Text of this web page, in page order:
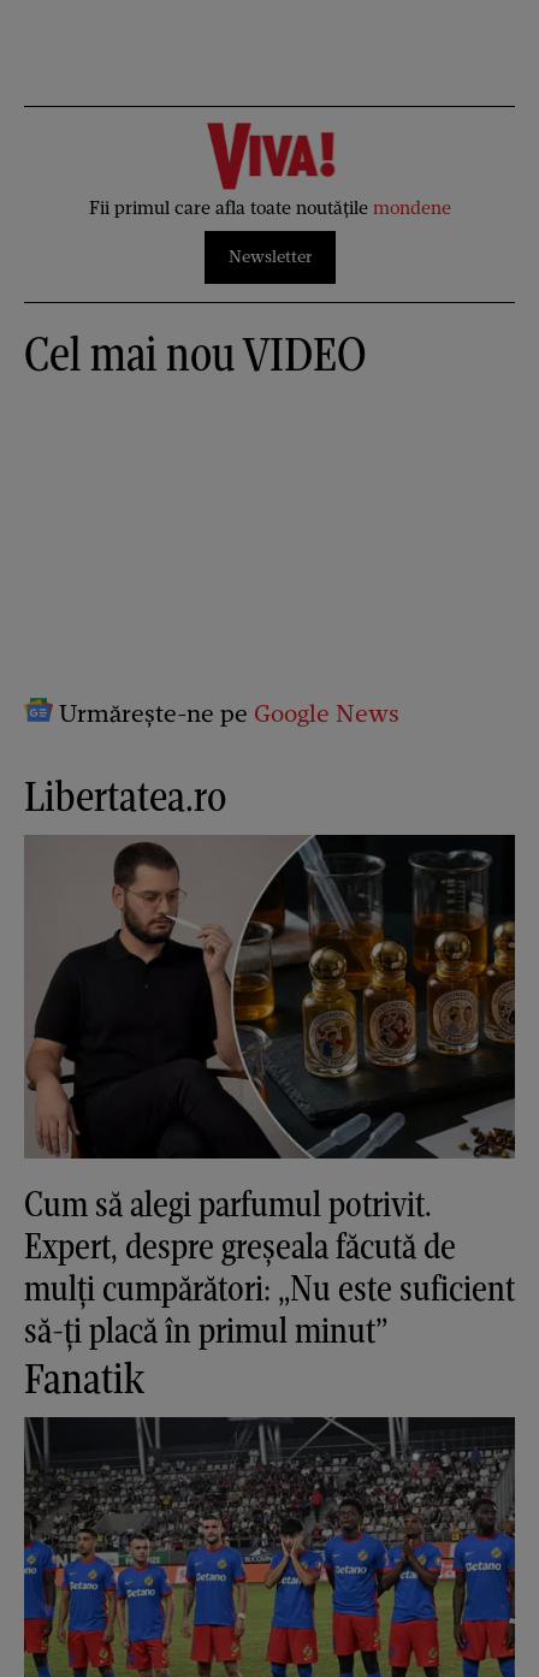
Fii primul care afla toate noutățile mondene
Newsletter
Cel mai nou VIDEO
Urmărește-ne pe Google News
Libertatea.ro
Cum să alegi parfumul potrivit.
Expert, despre greșeala făcută de
mulți cumpărători: „Nu este suficient
să-ți placă în primul minut”
Fanatik